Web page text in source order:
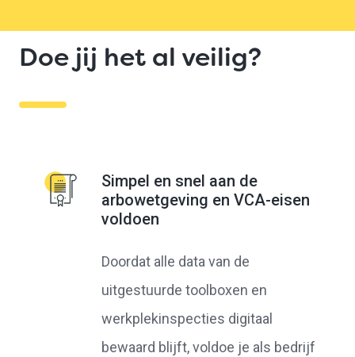
Doe jij het al veilig?
Simpel en snel aan de
arbowetgeving en VCA-eisen
voldoen
Doordat alle data van de
uitgestuurde toolboxen en
werkplekinspecties digitaal
bewaard blijft, voldoe je als bedrijf